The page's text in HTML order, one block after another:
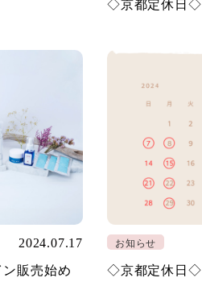
◇京都定休日◇
2024.07.17
販売始め
お知らせ
◇京都定休日◇